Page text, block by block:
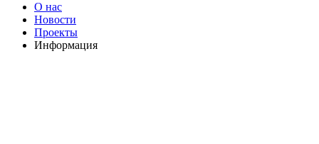
О нас
Новости
Проекты
Информация